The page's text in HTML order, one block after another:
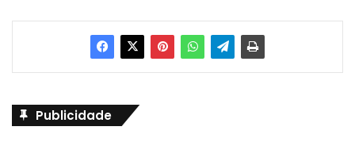
Publicidade